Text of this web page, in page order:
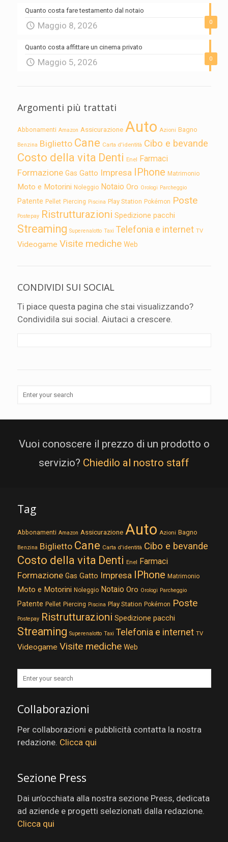
0
Quanto costa fare testamento dal notaio
Maggio 8, 2026
0
Quanto costa affittare un cinema privato
Maggio 5, 2026
Argomenti più trattati
Abbonamenti Amazon Assicurazione Auto Azioni Bagno
Benzina Biglietto Cane Carta d'identità Cibo e bevande
Costo della vita Denti Enel Farmaci
Formazione Gas Gatto Impresa IPhone Matrimonio
Moto e Motorini Noleggio Notaio Oro Orologi Parcheggio
Patente Pellet Piercing Piscina Play Station Pokémon Poste
Postepay Ristrutturazioni Spedizione pacchi
Streaming Superenalotto Taxi Telefonia e internet TV
Videogame Visite mediche Web
CONDIVIDI SUI SOCIAL
Ti piace questa pagina che stai visualizzando?
Condividila sui social. Aiutaci a crescere.
Vuoi conoscere il prezzo di un prodotto o
servizio? Chiedilo al nostro staff
Tag
Abbonamenti Amazon Assicurazione Auto Azioni Bagno
Benzina Biglietto Cane Carta d'identità Cibo e bevande
Costo della vita Denti Enel Farmaci
Formazione Gas Gatto Impresa IPhone Matrimonio
Moto e Motorini Noleggio Notaio Oro Orologi Parcheggio
Patente Pellet Piercing Piscina Play Station Pokémon Poste
Postepay Ristrutturazioni Spedizione pacchi
Streaming Superenalotto Taxi Telefonia e internet TV
Videogame Visite mediche Web
Collaborazioni
Per collaborazioni e pubblicità contatta la nostra
redazione. Clicca qui
Sezione Press
Dai un’occhiata alla nostra sezione Press, dedicata
ad aziende e progetti selezionati dalla redazione.
Clicca qui